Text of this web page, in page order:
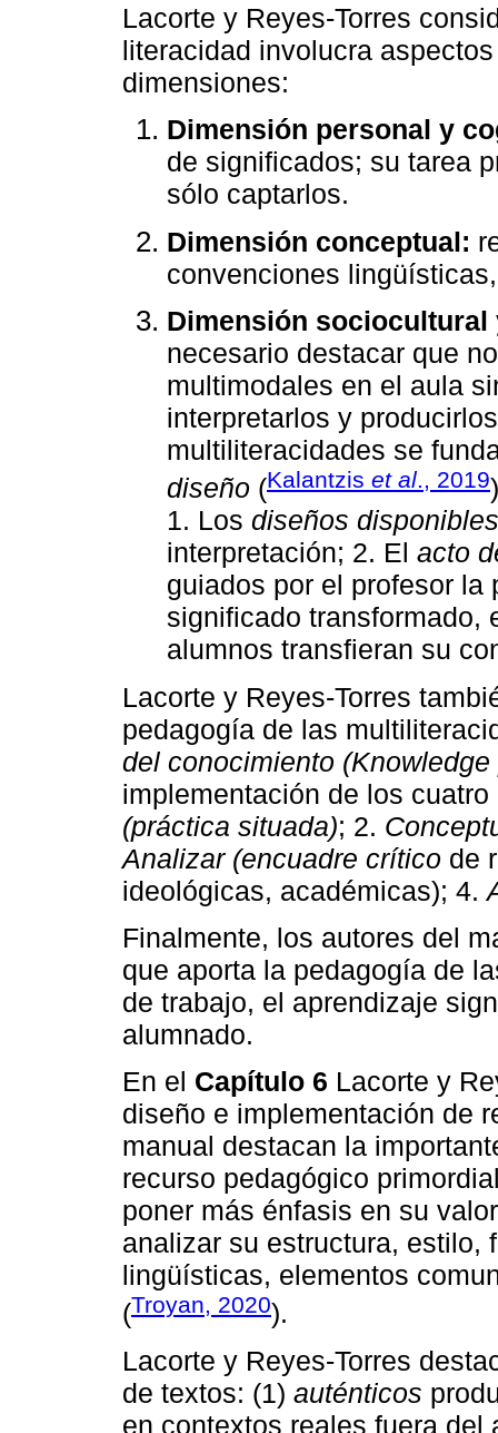
Lacorte y Reyes-Torres
literacidad involucra
dimensiones:
Dimensión personal y
de significados; su tarea
sólo captarlos.
Dimensión conceptual:
convenciones
Dimensión sociocultural
necesario destacar que
multimodales en el aula
interpretarlos y
multiliteracidades se
diseño (Kalantzis et al., 2019
1. Los diseños disponibles
interpretación; 2. El acto
guiados por el profesor
significado transformado,
alumnos transfieran su
Lacorte y Reyes-Torres
pedagogía de las
del conocimiento
implementación de los
(práctica situada); 2.
Analizar (encuadre crítico de
ideológicas, académicas); 4.
Finalmente, los autores del
que aporta la pedagogía de
de trabajo, el aprendizaje
alumnado.
En el Capítulo 6 Lacorte y
diseño e implementación de
manual destacan la
recurso pedagógico
poner más énfasis en su
analizar su estructura, estilo,
lingüísticas, elementos
(Troyan, 2020).
Lacorte y Reyes-Torres
de textos: (1) auténticos
en contextos reales fuera del